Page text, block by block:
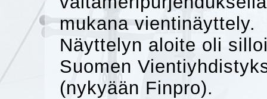
mukana vientinäyttely.
Näyttelyn aloite oli
Suomen
(nykyään Finpro).